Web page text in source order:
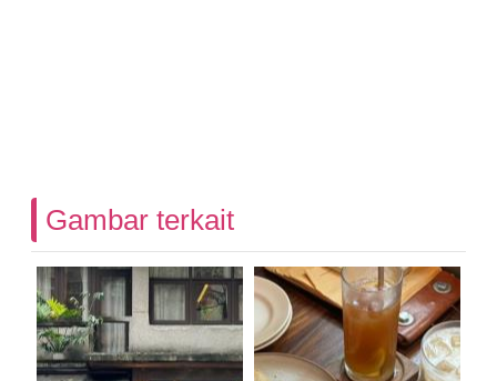
Gambar terkait